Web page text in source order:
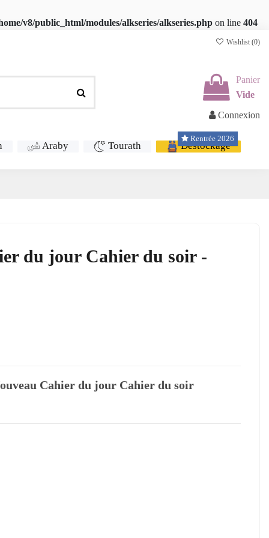
v8/public_html/modules/alkseries/alkseries.php on line 404
Wishlist (0)
Panier
Vide
Connexion
Araby Tourath Déstockage
Rentrée 2026
du jour Cahier du soir -
Cahier du jour Cahier du soir